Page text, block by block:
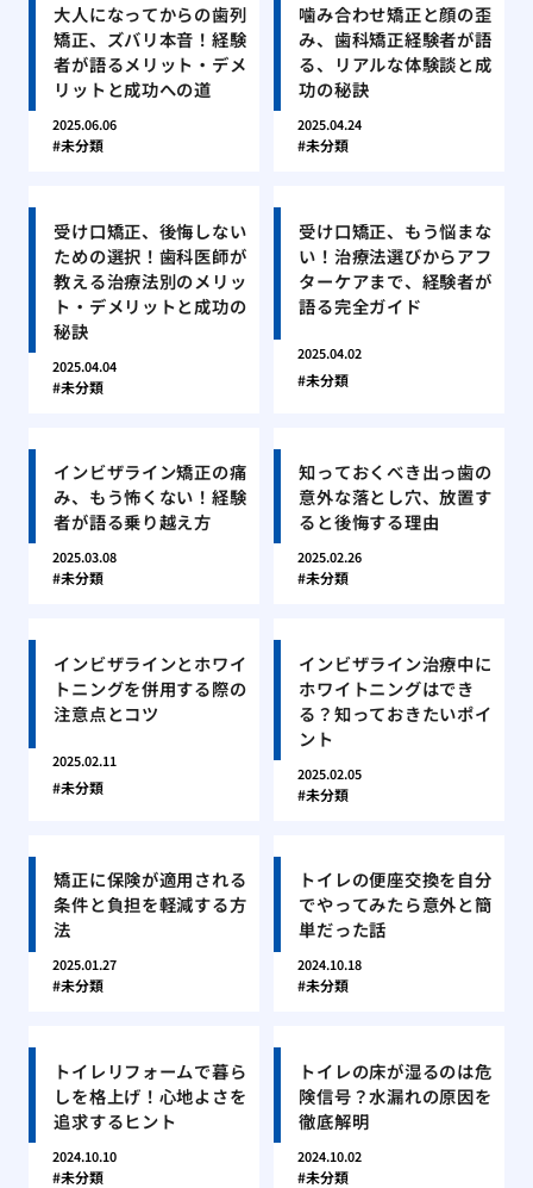
大人になってからの歯列
矯正、ズバリ本音！経験
者が語るメリット・デメ
リットと成功への道
2025.06.06
未分類
噛み合わせ矯正と顔の歪
み、歯科矯正経験者が語
る、リアルな体験談と成
功の秘訣
2025.04.24
未分類
受け口矯正、後悔しない
ための選択！歯科医師が
教える治療法別のメリッ
ト・デメリットと成功の
秘訣
2025.04.04
未分類
受け口矯正、もう悩まな
い！治療法選びからアフ
ターケアまで、経験者が
語る完全ガイド
2025.04.02
未分類
インビザライン矯正の痛
み、もう怖くない！経験
者が語る乗り越え方
2025.03.08
未分類
知っておくべき出っ歯の
意外な落とし穴、放置す
ると後悔する理由
2025.02.26
未分類
インビザラインとホワイ
トニングを併用する際の
注意点とコツ
2025.02.11
未分類
インビザライン治療中に
ホワイトニングはでき
る？知っておきたいポイ
ント
2025.02.05
未分類
矯正に保険が適用される
条件と負担を軽減する方
法
2025.01.27
未分類
トイレの便座交換を自分
でやってみたら意外と簡
単だった話
2024.10.18
未分類
トイレリフォームで暮ら
しを格上げ！心地よさを
追求するヒント
2024.10.10
未分類
トイレの床が湿るのは危
険信号？水漏れの原因を
徹底解明
2024.10.02
未分類